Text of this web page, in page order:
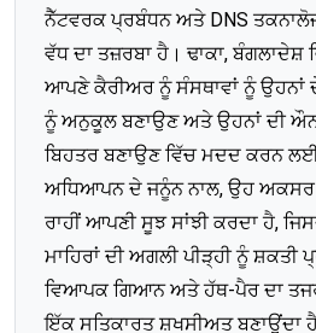
ਨੈੱਟਵਰਕ ਪ੍ਰਬੰਧਨ ਅਤੇ DNS
ਵੱਧ ਦਾ ਤਜ਼ਰਬਾ ਹੈ। ਢਾਕਾ,
ਆਪਣੇ ਕੈਰੀਅਰ ਨੂੰ ਸੰਸਥਾਵਾਂ ਨੂੰ ਉਹਨਾਂ
ਨੂੰ ਅਨੁਕੂਲ ਬਣਾਉਣ ਅਤੇ ਉਹਨਾਂ ਦੀ
ਬਿਹਤਰ ਬਣਾਉਣ ਵਿੱਚ ਮਦਦ ਕਰਨ
ਅਧਿਆਪਨ ਦੇ ਜਨੂੰਨ ਨਾਲ, ਉਹ ਅਕਸਰ
ਰਾਹੀਂ ਆਪਣੀ ਸੂਝ ਸਾਂਝੀ ਕਰਦਾ ਹੈ,
ਮਾਹਿਰਾਂ ਦੀ ਅਗਲੀ ਪੀੜ੍ਹੀ ਨੂੰ ਸ਼ਕਤੀ
ਵਿਆਪਕ ਗਿਆਨ ਅਤੇ ਹੱਥ-ਪੈਰ ਦਾ
ਇੱਕ ਸਤਿਕਾਰਤ ਸ਼ਖਸੀਅਤ